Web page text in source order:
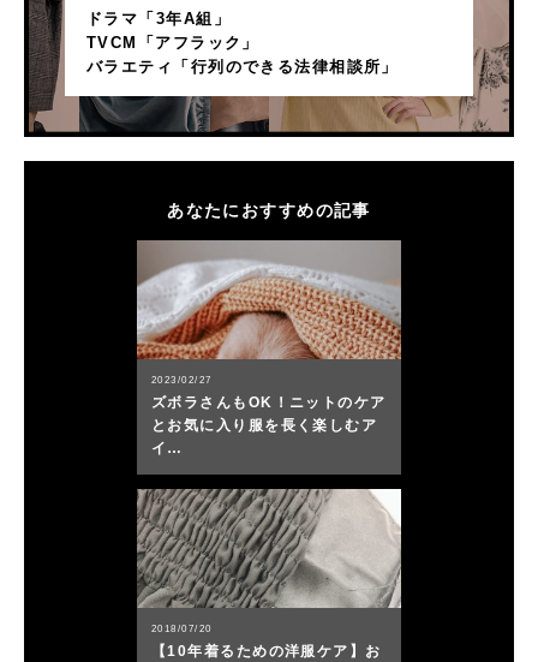
ドラマ「3年A組」
TVCM「アフラック」
バラエティ「行列のできる法律相談所」
あなたにおすすめの記事
2023/02/27
ズボラさんもOK！ニットのケア
とお気に入り服を長く楽しむア
イ…
2018/07/20
【10年着るための洋服ケア】お